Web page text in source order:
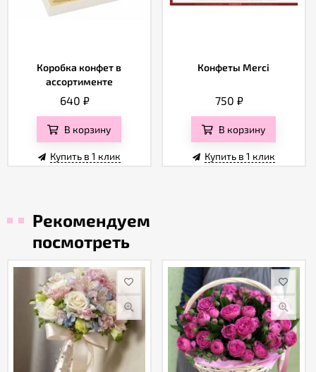
Коробка конфет в
ассортименте
640₽
В корзину
Купить в 1 клик
Конфеты Merci
750₽
В корзину
Купить в 1 клик
Рекомендуем
посмотреть